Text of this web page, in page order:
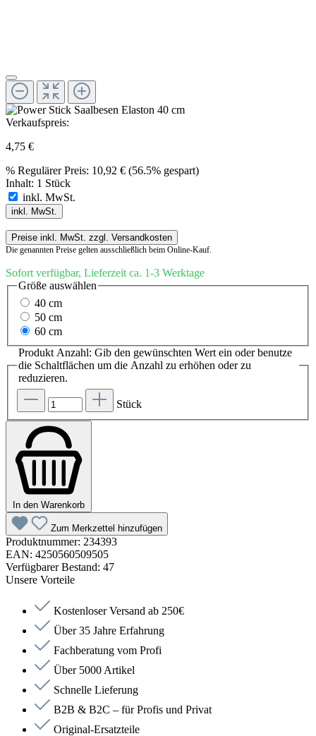
Verkaufspreis:
4,75 €
% Regulärer Preis: 10,92 € (56.5% gespart)
Inhalt: 1 Stück
inkl. MwSt.
inkl. MwSt.
Preise inkl. MwSt. zzgl. Versandkosten
Die genannten Preise gelten ausschließlich beim Online-Kauf.
Sofort verfügbar, Lieferzeit ca. 1-3 Werktage
Größe auswählen
40 cm
50 cm
60 cm
Produkt Anzahl: Gib den gewünschten Wert ein oder benutze
die Schaltflächen um die Anzahl zu erhöhen oder zu
reduzieren.
Stück
In den Warenkorb
Zum Merkzettel hinzufügen
Produktnummer: 234393
EAN: 4250560509505
Verfügbarer Bestand: 47
Unsere Vorteile
Kostenloser Versand ab 250€
Über 35 Jahre Erfahrung
Fachberatung vom Profi
Über 5000 Artikel
Schnelle Lieferung
B2B & B2C – für Profis und Privat
Original-Ersatzteile